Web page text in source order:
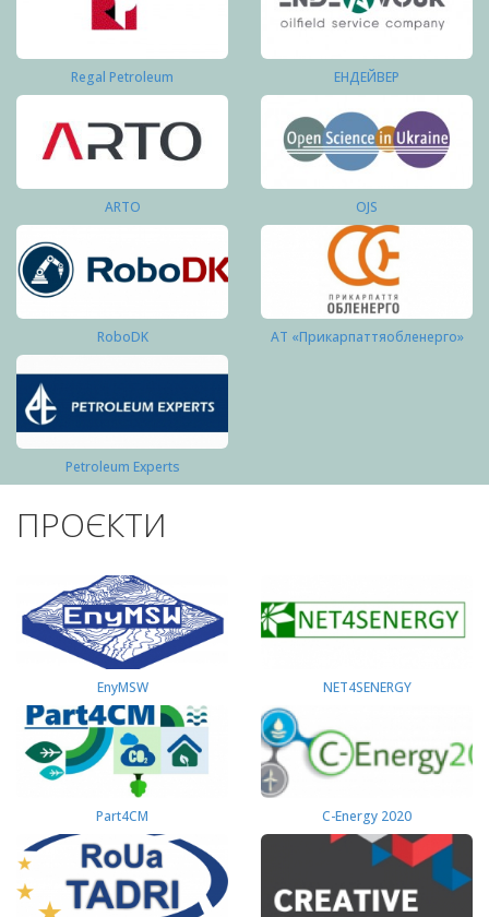
Regal Petroleum ЕНДЕЙВЕР
ARTO OJS
RoboDK АТ «Прикарпаттяобленерго»
Petroleum Experts
ПРОЄКТИ
EnyMSW NET4SENERGY
Part4СМ C-Energy 2020